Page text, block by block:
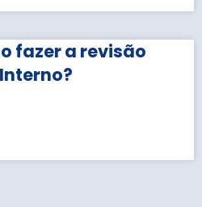
fazer a revisão